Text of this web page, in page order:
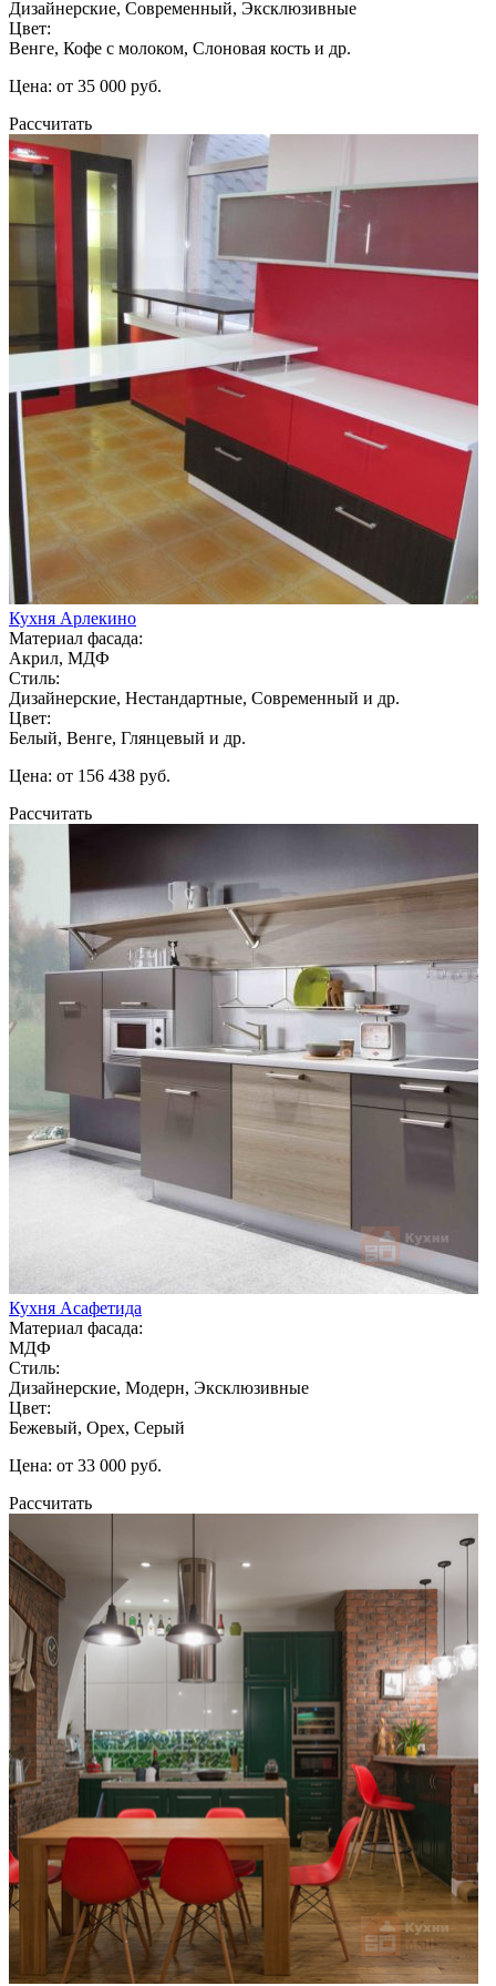
Дизайнерские, Современный, Эксклюзивные
Цвет:
Венге, Кофе с молоком, Слоновая кость и др.
Цена: от 35 000 руб.
Рассчитать
Кухня Арлекино
Материал фасада:
Акрил, МДФ
Стиль:
Дизайнерские, Нестандартные, Современный и др.
Цвет:
Белый, Венге, Глянцевый и др.
Цена: от 156 438 руб.
Рассчитать
Кухня Асафетида
Материал фасада:
МДФ
Стиль:
Дизайнерские, Модерн, Эксклюзивные
Цвет:
Бежевый, Орех, Серый
Цена: от 33 000 руб.
Рассчитать